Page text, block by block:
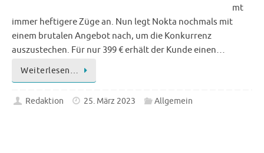
mt
immer heftigere Züge an. Nun legt Nokta nochmals mit
einem brutalen Angebot nach, um die Konkurrenz
auszustechen. Für nur 399 € erhält der Kunde einen…
Weiterlesen…
Redaktion 25. März 2023 Allgemein